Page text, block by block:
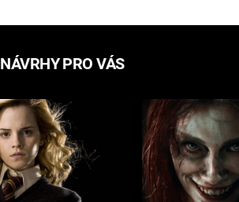
NÁVRHY PRO VÁS